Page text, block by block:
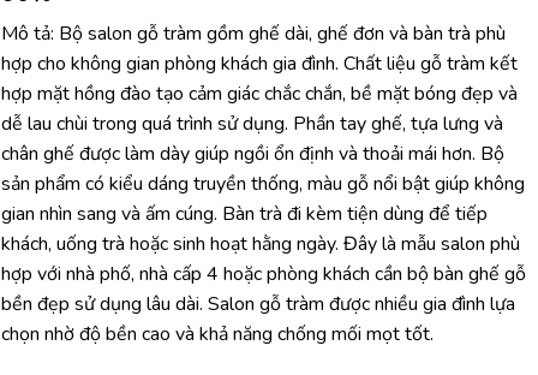
Mô tả: Bộ salon gỗ tràm gồm ghế dài, ghế đơn và bàn trà phù
hợp cho không gian phòng khách gia đình. Chất liệu gỗ tràm kết
hợp mặt hồng đào tạo cảm giác chắc chắn, bề mặt bóng đẹp và
dễ lau chùi trong quá trình sử dụng. Phần tay ghế, tựa lưng và
chân ghế được làm dày giúp ngồi ổn định và thoải mái hơn. Bộ
sản phẩm có kiểu dáng truyền thống, màu gỗ nổi bật giúp không
gian nhìn sang và ấm cúng. Bàn trà đi kèm tiện dùng để tiếp
khách, uống trà hoặc sinh hoạt hằng ngày. Đây là mẫu salon phù
hợp với nhà phố, nhà cấp 4 hoặc phòng khách cần bộ bàn ghế gỗ
bền đẹp sử dụng lâu dài. Salon gỗ tràm được nhiều gia đình lựa
chọn nhờ độ bền cao và khả năng chống mối mọt tốt.